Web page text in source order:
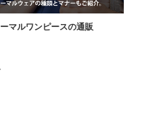
マルワンピースの通販